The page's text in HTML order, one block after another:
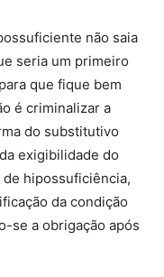
não saia
seria um primeiro
que fique bem
é criminalizar a
do substitutivo
exigibilidade do
hipossuficiência,
da condição
se a obrigação após